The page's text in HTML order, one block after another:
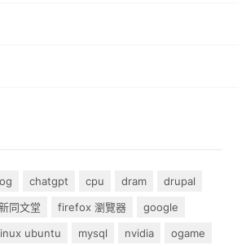
chatgpt cpu dram
drupal
同文堂 firefox 瀏覽器
google
ubuntu mysql nvidia
ogame